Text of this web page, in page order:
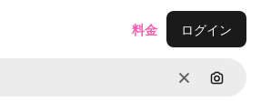
消去 画像で
料金 ログイン